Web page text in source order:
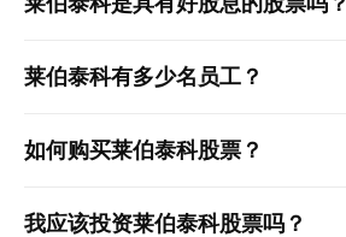
莱伯泰科有多少名员工？
如何购买莱伯泰科股票？
我应该投资莱伯泰科股票吗？